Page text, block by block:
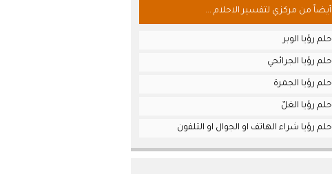
أيضاً من مركزي لتفسير الاحلام ...
رؤيا الوبر
رؤيا الجرائحي
رؤيا الجمرة
رؤيا الغلّ
رؤيا شراء الهاتف او الجوال او التلفون